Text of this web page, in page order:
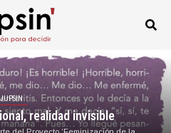
JUPSIN
realidad invisible